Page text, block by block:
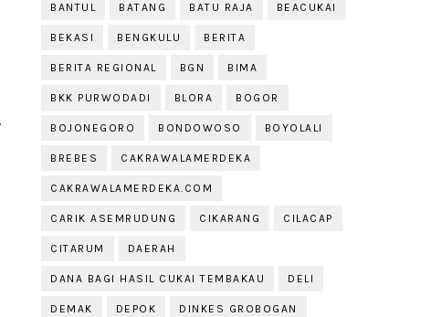
BANTUL BATANG BATU RAJA BEACUKAI
BEKASI BENGKULU BERITA
BERITA REGIONAL BGN BIMA
BKK PURWODADI BLORA BOGOR
BOJONEGORO BONDOWOSO BOYOLALI
BREBES CAKRAWALAMERDEKA
CAKRAWALAMERDEKA.COM
CARIK ASEMRUDUNG CIKARANG CILACAP
CITARUM DAERAH
DANA BAGI HASIL CUKAI TEMBAKAU DELI
DEMAK DEPOK DINKES GROBOGAN